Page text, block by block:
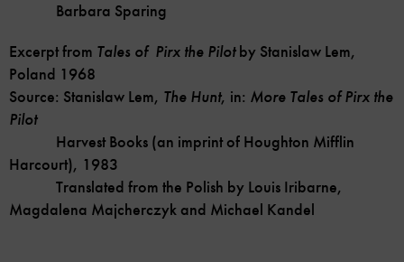
Barbara Sparing
Excerpt from Tales of Pirx the Pilotby Stanislaw Lem,
Poland 1968
Source: Stanislaw Lem, The Hunt, in: More Tales of Pirx the
Pilot
Harvest Books (an imprint of Houghton Mifflin
Harcourt), 1983
Translated from the Polish by Louis Iribarne,
Magdalena Majcherczyk and Michael Kandel